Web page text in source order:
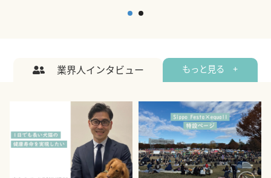
業界人インタビュー もっと見る +